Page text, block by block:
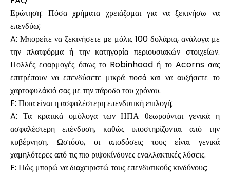
Ερώτηση: Πόσα χρήματα χρειάζομαι για να ξεκινήσω να
επενδύω;
A: Μπορείτε να ξεκινήσετε με μόλις 100 δολάρια, ανάλογα με
την πλατφόρμα ή την κατηγορία περιουσιακών στοιχείων.
Πολλές εφαρμογές όπως το Robinhood ή το Acorns σας
επιτρέπουν να επενδύσετε μικρά ποσά και να αυξήσετε το
χαρτοφυλάκιό σας με την πάροδο του χρόνου.
F: Ποια είναι η ασφαλέστερη επενδυτική επιλογή;
A: Τα κρατικά ομόλογα των ΗΠΑ θεωρούνται γενικά η
ασφαλέστερη επένδυση, καθώς υποστηρίζονται από την
κυβέρνηση. Ωστόσο, οι αποδόσεις τους είναι γενικά
χαμηλότερες από τις πιο ριψοκίνδυνες εναλλακτικές λύσεις.
F: Πώς μπορώ να διαχειριστώ τους επενδυτικούς κινδύνους;